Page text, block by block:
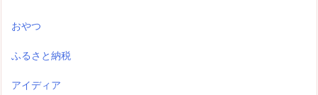
おやつ
ふるさと納税
アイディア